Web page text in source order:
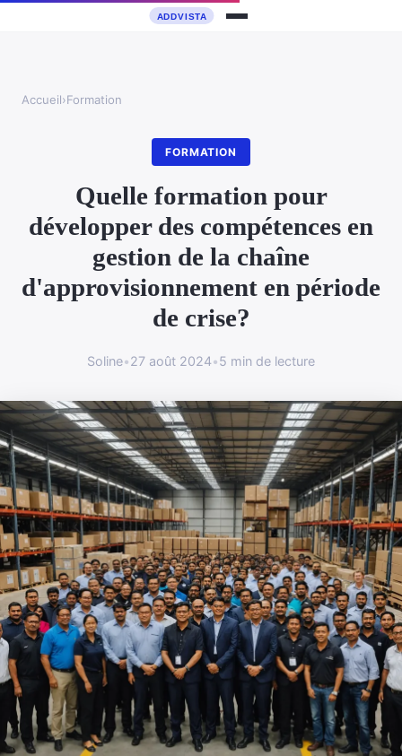
Accueil›Formation
FORMATION
Quelle formation pour
développer des compétences en
gestion de la chaîne
d'approvisionnement en période
de crise?
Soline•27 août 2024•5 min de lecture